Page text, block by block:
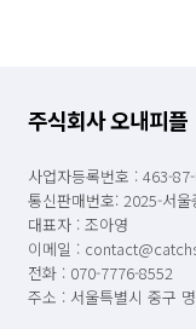
주식회사 오내피플
사업자등록번호 : 463-
통신판매번호: 2025-서
대표자 : 조아영
이메일 :
전화 : 070-7776-8552
주소 : 서울특별시 중구